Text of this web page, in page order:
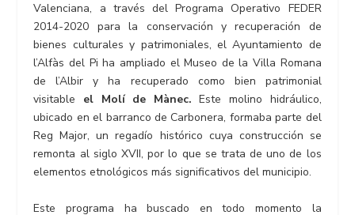
Valenciana, a través del Programa Operativo FEDER
2014-2020 para la conservación y recuperación de
bienes culturales y patrimoniales, el Ayuntamiento de
l’Alfàs del Pi ha ampliado el Museo de la Villa Romana
de l’Albir y ha recuperado como bien patrimonial
visitable el Molí de Mànec.Este molino hidráulico,
ubicado en el barranco de Carbonera, formaba parte del
Reg Major, un regadío histórico cuya construcción se
remonta al siglo XVII, por lo que se trata de uno de los
elementos etnológicos más significativos del municipio.
Este programa ha buscado en todo momento la